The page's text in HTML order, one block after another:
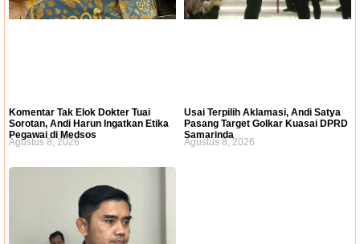
Komentar Tak Elok Dokter Tuai
Sorotan, Andi Harun Ingatkan Etika
Pegawai di Medsos
Agustus 8, 2026
Usai Terpilih Aklamasi, Andi Satya
Pasang Target Golkar Kuasai DPRD
Samarinda
Agustus 8, 2026